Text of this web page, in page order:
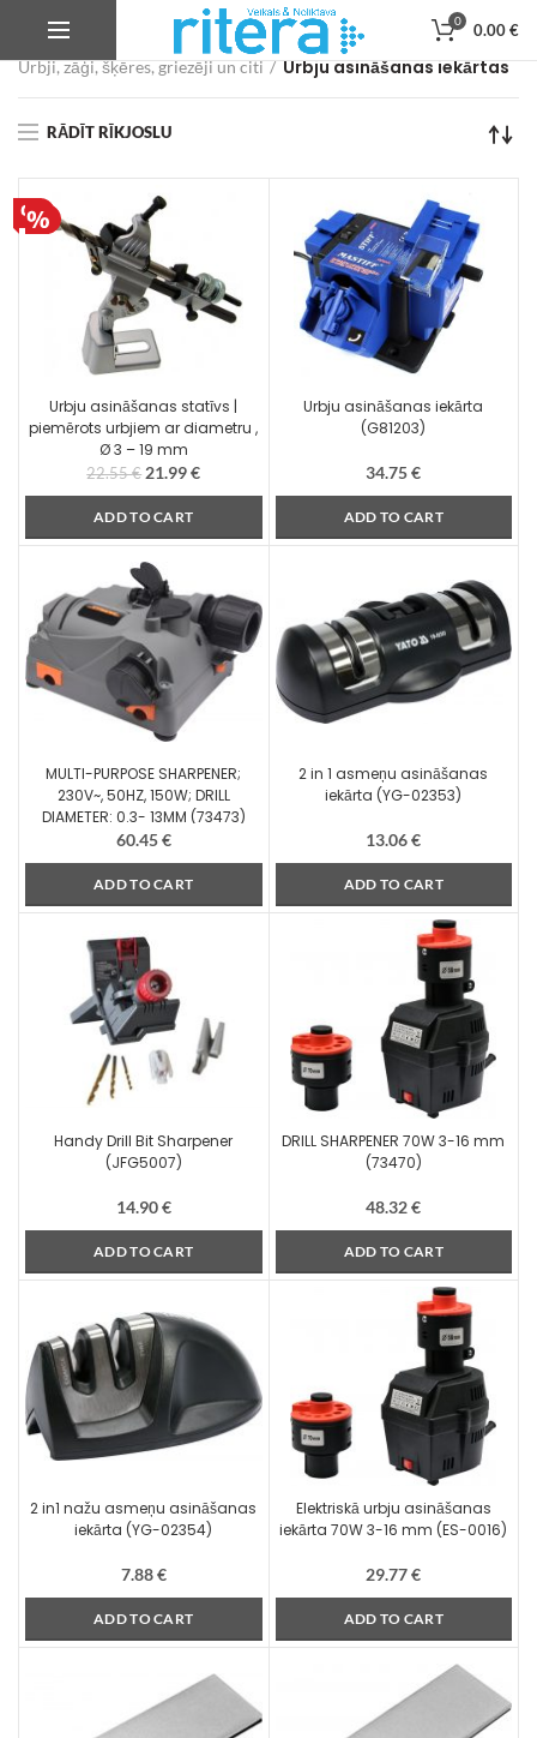
0 0.00€
Veikals
Autoservisa instrumenti, iekārtas un aprīkojums
Urbji, zāģi, šķēres, griezēji un citi
Urbju asināšanas iekārtas
RĀDĪT RĪKJOSLU
Urbju asināšanas statīvs |
piemērots urbjiem ar diametru ,
Ø 3 – 19 mm
22.55€ 21.99€
ADD TO CART
Urbju asināšanas iekārta
(G81203)
34.75€
ADD TO CART
MULTI-PURPOSE SHARPENER;
230V~, 50HZ, 150W; DRILL
DIAMETER: 0.3- 13MM (73473)
60.45€
ADD TO CART
2 in 1 asmeņu asināšanas
iekārta (YG-02353)
13.06€
ADD TO CART
Handy Drill Bit Sharpener
(JFG5007)
14.90€
ADD TO CART
DRILL SHARPENER 70W 3-16 mm
(73470)
48.32€
ADD TO CART
2 in1 nažu asmeņu asināšanas
iekārta (YG-02354)
7.88€
ADD TO CART
Elektriskā urbju asināšanas
iekārta 70W 3-16 mm (ES-0016)
29.77€
ADD TO CART